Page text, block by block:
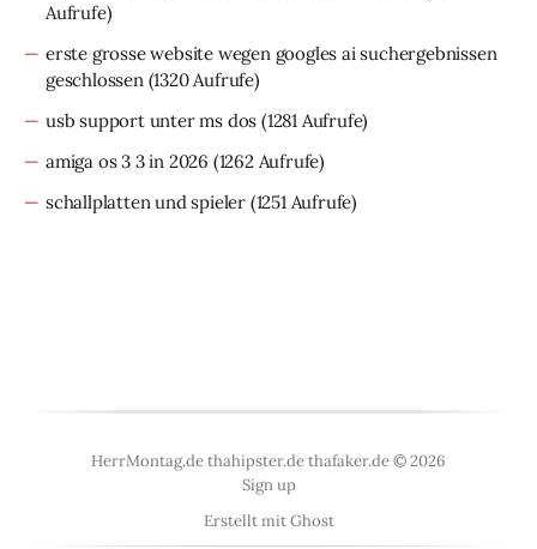
Aufrufe)
erste grosse website wegen googles ai suchergebnissen
geschlossen(1320 Aufrufe)
usb support unter ms dos (1281 Aufrufe)
amiga os 3 3 in 2026 (1262 Aufrufe)
schallplatten und spieler (1251 Aufrufe)
HerrMontag.de thahipster.de thafaker.de © 2026
Sign up
Erstellt mitGhost